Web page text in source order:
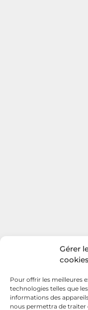
Gérer
cookies
Pour offrir les meilleures
technologies telles que
informations des
nous permettra de traiter